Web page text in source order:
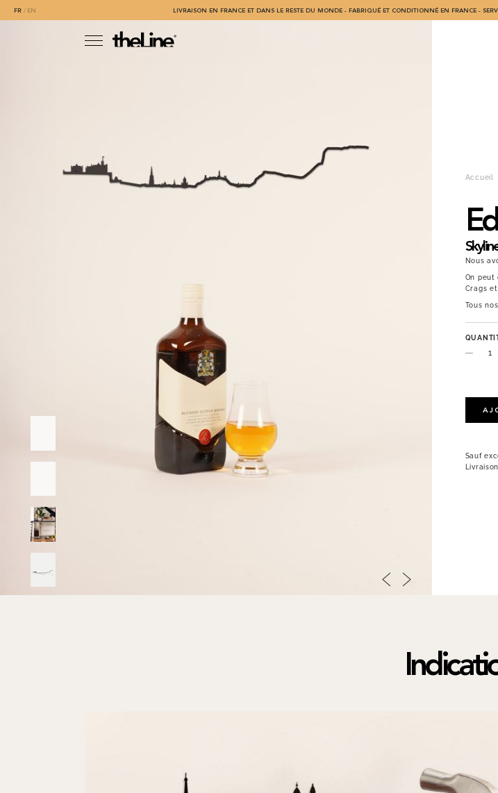
FR EN LIVRAISON EN FRANCE ET DANS LE RESTE DU MONDE - FABRIQUÉ ET CONDITIONNÉ EN FRANCE -
Accueil
Nous
On peut
Crags
Tous
Sauf